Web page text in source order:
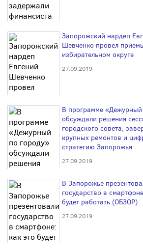
Запорожский нардеп
Шевченко провел
избирательном округе
27.09.2019
В программе
обсуждали решения
городского совета,
крупных ремонтов и
стратегию Запорожья
27.09.2019
В Запорожье
государство в
будет работать (ОБЗОР)
27.09.2019